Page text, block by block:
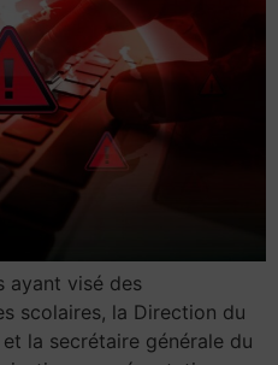
ayant visé des
scolaires, la Direction du
la secrétaire générale du